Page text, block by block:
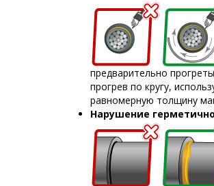
предварительно
прогрев по кругу,
равномерную толщину
Нарушение